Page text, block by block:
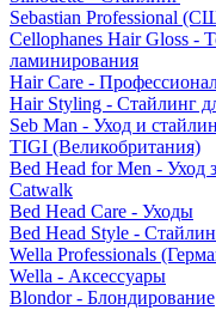
Sebastian Professional
Cellophanes Hair Gloss -
ламинирования
Hair Care -
Hair Styling - Стайлинг
Seb Man - Уход и
TIGI (Великобритания)
Bed Head for Men - Уход
Catwalk
Bed Head Care - Уходы
Bed Head Style -
Wella Professionals
Wella - Аксессуары
Blondor - Блондирование